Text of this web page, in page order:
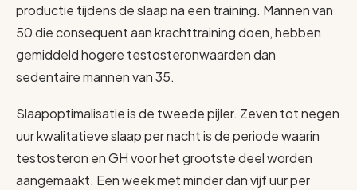
productie tijdens de slaap na een training. Mannen van
50 die consequent aan krachttraining doen, hebben
gemiddeld hogere testosteronwaarden dan
sedentaire mannen van 35.
Slaapoptimalisatie is de tweede pijler. Zeven tot negen
uur kwalitatieve slaap per nacht is de periode waarin
testosteron en GH voor het grootste deel worden
aangemaakt. Een week met minder dan vijf uur per